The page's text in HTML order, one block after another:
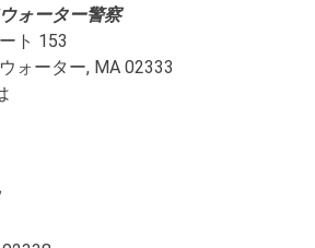
ォーター警察
ト 153
ォーター, MA 02333